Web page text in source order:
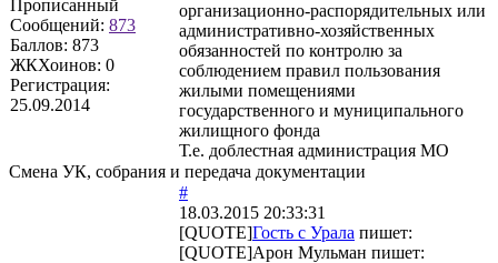
Прописанный
Сообщений: 873
Баллов: 873
ЖКХоинов: 0
Регистрация:
25.09.2014
организационно-распорядительных или
административно-хозяйственных
обязанностей по контролю за
соблюдением правил пользования
жилыми помещениями
государственного и муниципального
жилищного фонда
Т.е. доблестная администрация МО
Смена УК, собрания и передача документации
#
18.03.2015 20:33:31
[QUOTE]Гость с Урала пишет:
[QUOTE]Арон Мульман пишет: